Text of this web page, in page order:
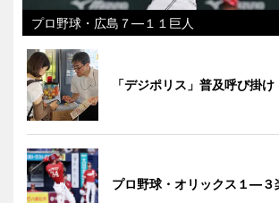
プロ野球・広島７―１１巨人
「デジポリス」普及呼び掛け
プロ野球・オリックス１―３